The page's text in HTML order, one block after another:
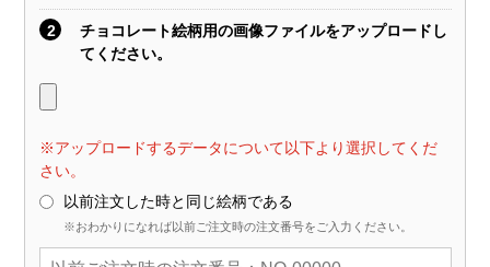
2
チョコレート絵柄用の画像ファイルをアップロードし
てください。
※アップロードするデータについて以下より選択してくだ
さい。
以前注文した時と同じ絵柄である
※おわかりになれば以前ご注文時の注文番号をご入力ください。